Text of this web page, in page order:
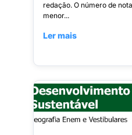
redação. O número de
menor...
Ler mais